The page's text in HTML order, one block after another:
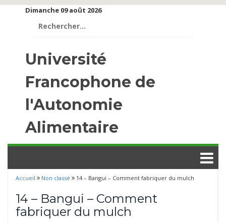
Dimanche 09 août 2026
Université
Francophone de
l'Autonomie
Alimentaire
Accueil Non classé 14 – Bangui – Comment fabriquer du mulch
14 – Bangui – Comment
fabriquer du mulch